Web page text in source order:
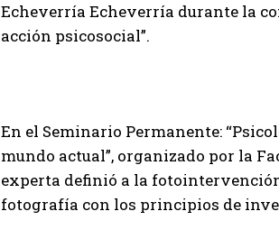
Echeverría Echeverría durante la
acción psicosocial”.
En el Seminario Permanente:
mundo actual”, organizado por la
experta definió a la
fotografía con los principios de